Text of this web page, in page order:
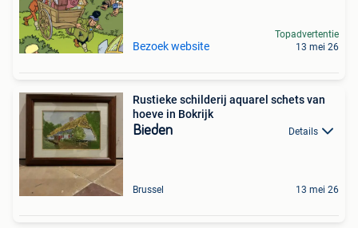
Bezoek website
Topadvertentie
13 mei 26
Rustieke schilderij aquarel schets van
hoeve in Bokrijk
Bieden Details
Brussel 13 mei 26